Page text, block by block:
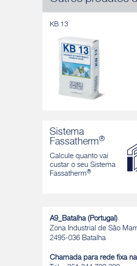
KB 13
Reboco à base de cal de
para interior e exterior
Sistema
Fassatherm®
Calcule quanto vai
custar o seu Sistema
Fassatherm®
A9_Batalha (Portugal)
Zona Industrial de São
2495-036 Batalha
Chamada para rede fixa